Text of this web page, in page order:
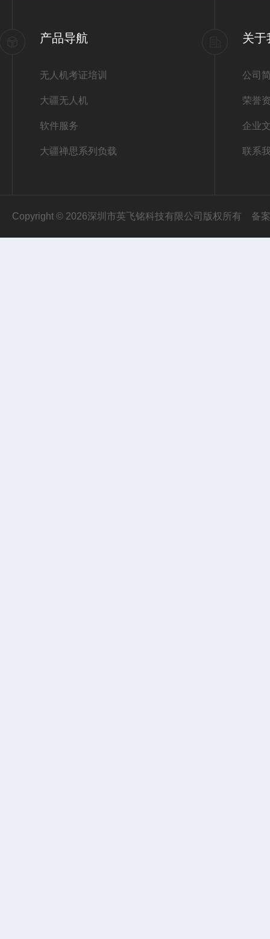
产品导航
无人机考证培训
大疆无人机
软件服务
大疆禅思系列负载
关于
公司
荣誉
企业
联系
Copyright © 2026深圳市英飞铭科技有限公司版权所有 备